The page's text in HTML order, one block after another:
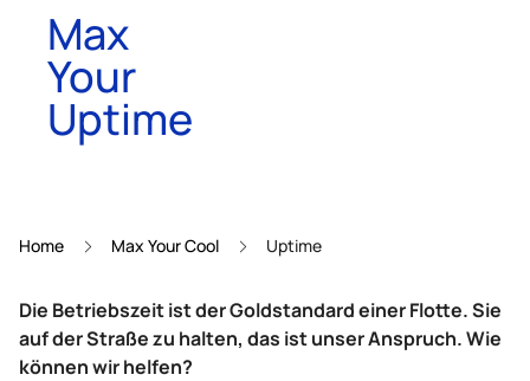
Max
Your
Uptime
Home Max Your Cool Uptime
Die Betriebszeit ist der Goldstandard einer Flotte. Sie
auf der Straße zu halten, das ist unser Anspruch. Wie
können wir helfen?